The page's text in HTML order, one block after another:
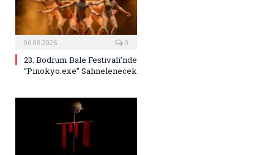
06.08.2026 0
23. Bodrum Bale Festivali’nde
“Pinokyo.exe” Sahnelenecek